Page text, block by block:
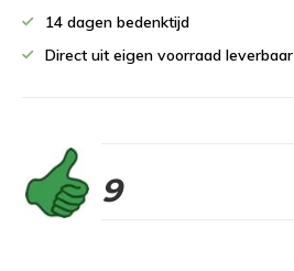
14 dagen bedenktijd
Direct uit eigen voorraad leverbaar
9